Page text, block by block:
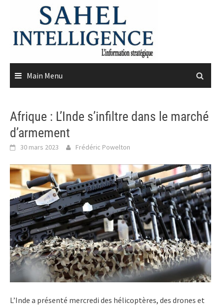
content
Main Menu
Afrique : L’Inde s’infiltre dans le marché
d’armement
30 mars 2023 Frédéric Powelton
L’Inde a présenté mercredi des hélicoptères, des drones et